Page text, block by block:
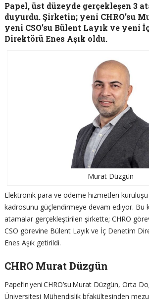
Papel, üst düzeyde gerçekleşen 3
duyurdu. Şirketin; yeni CHRO’su
yeni CSO’su Bülent Layık ve yeni
Direktörü Enes Aşık oldu.
Murat Düzgün
Elektronik para ve ödeme hizmetleri
kadrosunu güçlendirmeye devam ediyor. Bu
atamalar gerçekleştirilen şirkette; CHRO
CSO görevine Bülent Layık ve İç Denetim
Enes Aşık getirildi.
CHRO Murat Düzgün
Papel’in yeni CHRO’su Murat Düzgün, Orta
Üniversitesi Mühendislik bfakültesinden